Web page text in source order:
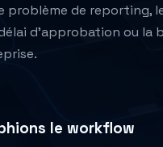
problème de reporting,
d'approbation ou la
le workflow